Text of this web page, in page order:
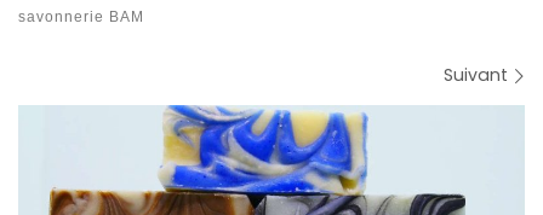
savonnerie BAM
Suivant